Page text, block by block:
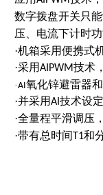
数字拨盘开关只
压、电流下计时
·机箱采用便携式
·采用AIPWM技术
·AI氧化锌避雷器
·并采用AI 技术设
·全量程平滑调压
·带有总时间T1和